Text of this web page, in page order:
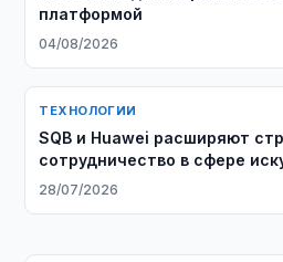
платформой
04/08/2026
ТЕХНОЛОГИИ
SQB и Huawei расширяют
сотрудничество в сфере
интеллекта
28/07/2026